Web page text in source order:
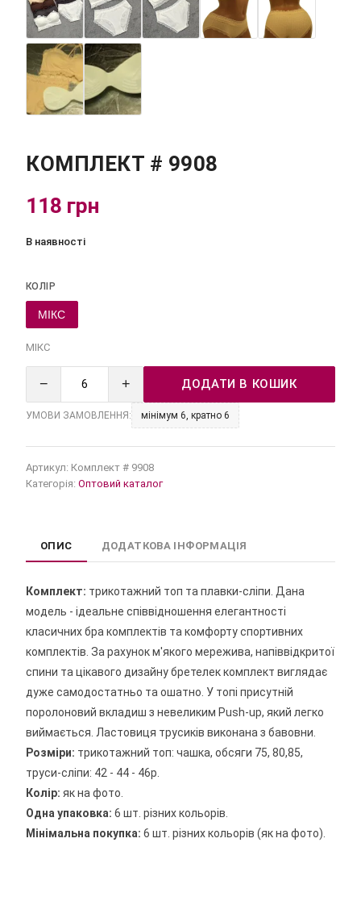
КОМПЛЕКТ # 9908
118 грн
В наявності
КОЛІР
МІКС
МІКС
− + ДОДАТИ В КОШИК
УМОВИ ЗАМОВЛЕННЯ: мінімум 6, кратно 6
Артикул: Комплект # 9908
Категорія: Оптовий каталог
ОПИС ДОДАТКОВА ІНФОРМАЦІЯ
Комплект: трикотажний топ та плавки-сліпи. Дана
модель - ідеальне співвідношення елегантності
класичних бра комплектів та комфорту спортивних
комплектів. За рахунок м'якого мережива, напіввідкритої
спини та цікавого дизайну бретелек комплект виглядає
дуже самодостатньо та ошатно. У топі присутній
поролоновий вкладиш з невеликим Push-up, який легко
виймається. Ластовиця трусиків виконана з бавовни.
Розміри: трикотажний топ: чашка, обсяги 75, 80,85,
труси-сліпи: 42 - 44 - 46р.
Колір: як на фото.
Одна упаковка: 6 шт. різних кольорів.
Мінімальна покупка: 6 шт. різних кольорів (як на фото).